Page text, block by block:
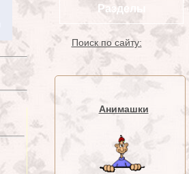
Разделы
Поиск по сайту:
Анимашки